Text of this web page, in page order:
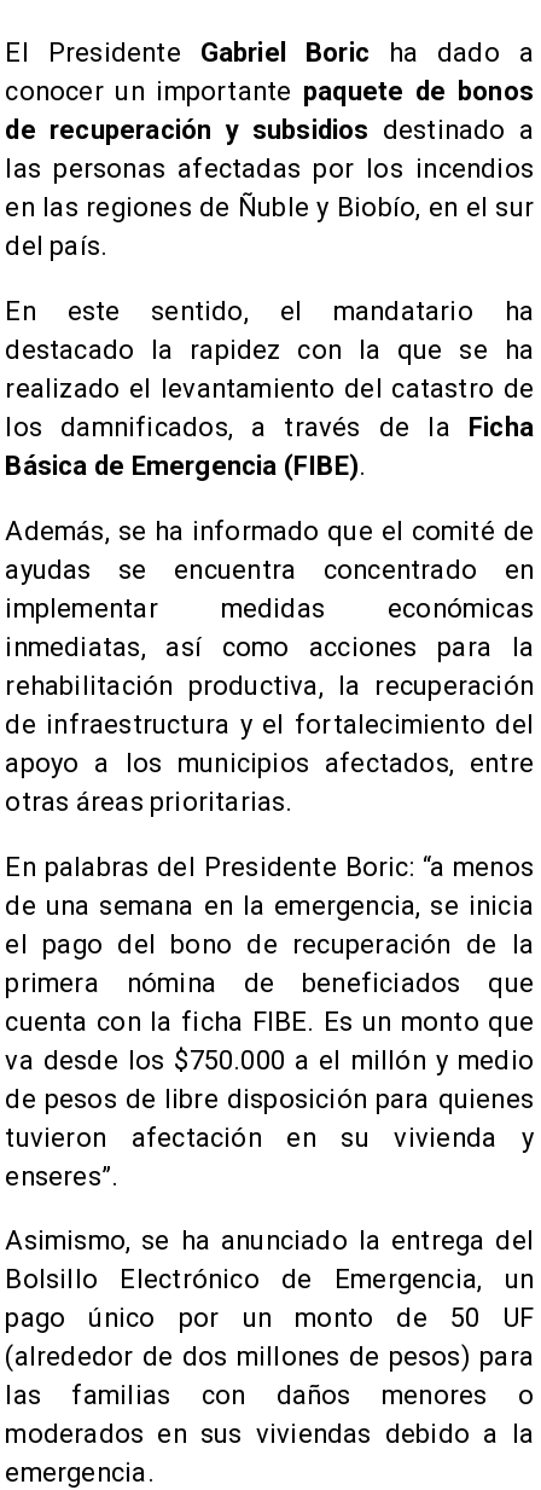
El Presidente Gabriel Boric ha dado a
conocer un importante paquete de bonos
de recuperación y subsidios destinado a
las personas afectadas por los incendios
en las regiones de Ñuble y Biobío, en el sur
del país.
En este sentido, el mandatario ha
destacado la rapidez con la que se ha
realizado el levantamiento del catastro de
los damnificados, a través de la Ficha
Básica de Emergencia (FIBE).
Además, se ha informado que el comité de
ayudas se encuentra concentrado en
implementar medidas económicas
inmediatas, así como acciones para la
rehabilitación productiva, la recuperación
de infraestructura y el fortalecimiento del
apoyo a los municipios afectados, entre
otras áreas prioritarias.
En palabras del Presidente Boric: “a menos
de una semana en la emergencia, se inicia
el pago del bono de recuperación de la
primera nómina de beneficiados que
cuenta con la ficha FIBE. Es un monto que
va desde los $750.000 a el millón y medio
de pesos de libre disposición para quienes
tuvieron afectación en su vivienda y
enseres”.
Asimismo, se ha anunciado la entrega del
Bolsillo Electrónico de Emergencia, un
pago único por un monto de 50 UF
(alrededor de dos millones de pesos) para
las familias con daños menores o
moderados en sus viviendas debido a la
emergencia.